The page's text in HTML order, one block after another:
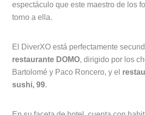
espectáculo que este maestro de los
torno a ella.
El DiverXO está perfectamente
restaurante DOMO, dirigido por los
Bartolomé y Paco Roncero, y el
sushi, 99.